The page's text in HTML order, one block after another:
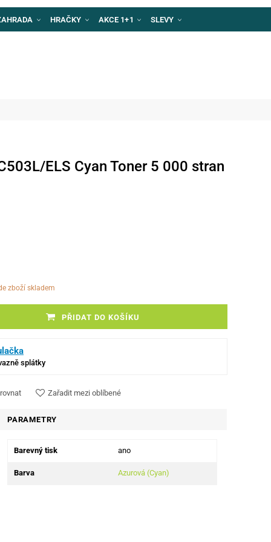
HRAČKY AKCE 1+1 SLEVY
ELS Cyan Toner 5 000 stran
zboží skladem
PŘIDAT DO KOŠÍKU
splátky
Zařadit mezi oblíbené
PARAMETRY
Barevný tisk ano
Barva Azurová (Cyan)